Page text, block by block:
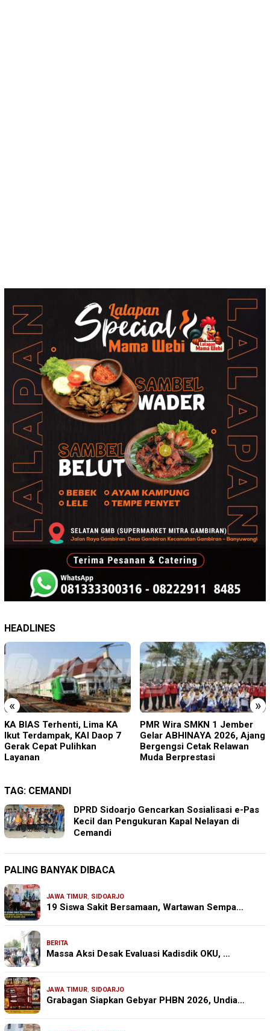
HEADLINES
« »
PMR Wira SMKN 1 Jember
Gelar ABHINAYA 2026, Ajang
Bergengsi Cetak Relawan
Muda Berprestasi
Imigrasi Ponorogo Deportasi
Satu WN Tiongkok
Salahgunakan Ijin Tinggal
TAG: CEMANDI
DPRD Sidoarjo Gencarkan Sosialisasi e-Pas
Kecil dan Pengukuran Kapal Nelayan di
Cemandi
PALING BANYAK DIBACA
JAWA TIMUR, SIDOARJO
19 Siswa Sakit Bersamaan, Wartawan Sempa…
BERITA
Massa Aksi Desak Evaluasi Kadisdik OKU, …
JAWA TIMUR, SIDOARJO
Grabagan Siapkan Gebyar PHBN 2026, Undia…